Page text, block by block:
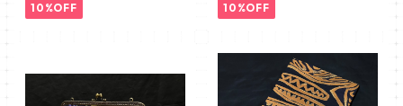
10%OFF 10%OFF